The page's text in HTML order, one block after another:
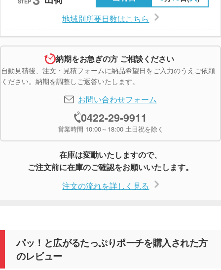
地域別所要日数はこちら
納期をお急ぎの方 ご相談ください
自動見積後、注文・見積フォームに納品希望日をご入力のうえご依頼
ください。納期を調整しご返答いたします。
お問い合わせフォーム
0422-29-9911
営業時間 10:00～18:00 土日祝を除く
在庫は変動いたしますので、
ご注文前に在庫のご確認をお願いいたします。
注文の流れを詳しく見る
パッ！と広がるたっぷりポーチを購入された方
のレビュー